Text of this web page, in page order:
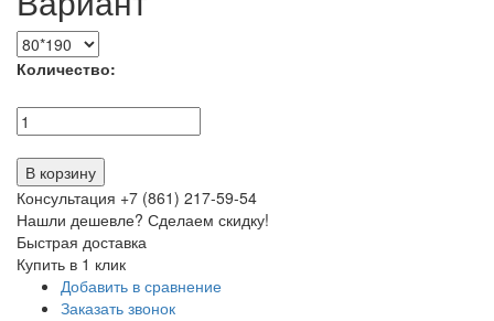
Количество:
В корзину
Консультация +7 (861) 217-59-54
Нашли дешевле? Сделаем скидку!
Быстрая доставка
Купить в 1 клик
Добавить в сравнение
Заказать звонок